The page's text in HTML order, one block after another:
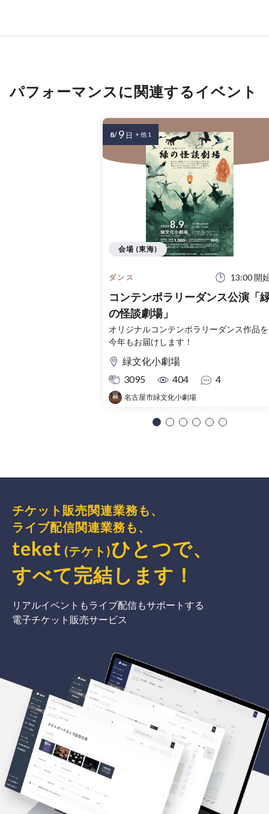
パフォーマンスに関連するイベント
ダンス 13:00 開
コンテンポラリーダンス公演「
の怪談劇場」
オリジナルコンテンポラリーダンス作品を
今年もお届けします！
緑文化小劇場
3095
404 4
名古屋市緑文化小劇場
会場 (東海)
8/ 9 日 + 他 1
チケット販売関連業務も、
ライブ配信関連業務も、
teket (テケト)ひとつで、
すべて完結 します ！
リアルイベントもライブ配信もサポートする
電子チケット販売サービス